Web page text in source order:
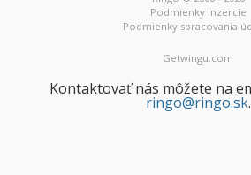
Podmienky inzercie
Podmienky spracovania
Getwingu.com
Kontaktovať nás môžete na
ringo@ringo.sk.